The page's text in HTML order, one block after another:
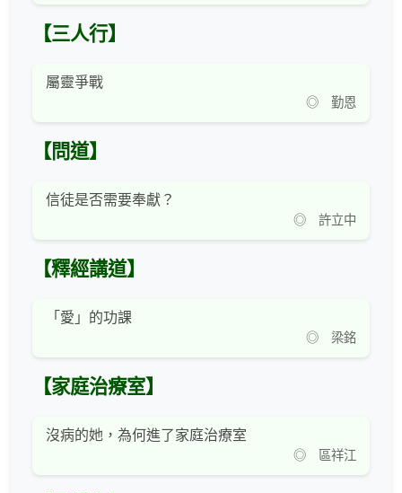
【三人行】
屬靈爭戰
◎ 勤恩
【問道】
信徒是否需要奉獻？
◎ 許立中
【釋經講道】
「愛」的功課
◎ 梁銘
【家庭治療室】
沒病的她，為何進了家庭治療室
◎ 區祥江